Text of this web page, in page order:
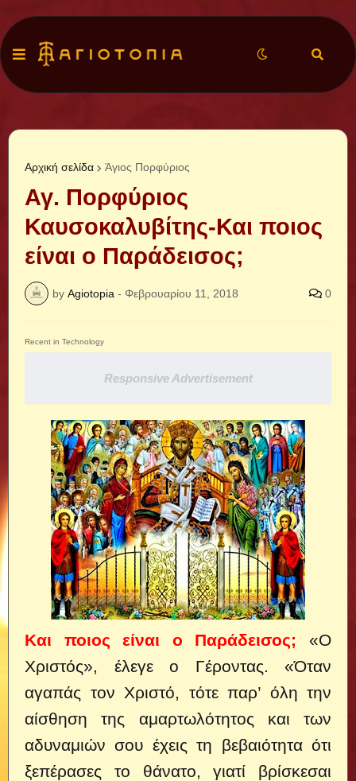
Αρχική σελίδα Άγιος Πορφύριος
Αγ. Πορφύριος
Καυσοκαλυβίτης-Και ποιος
είναι ο Παράδεισος;
by Agiotopia - Φεβρουαρίου 11, 2018 0
Recent in Technology
Responsive Advertisement
Και ποιος είναι ο Παράδεισος;
«Ο
Χριστός», έλεγε ο Γέροντας. «Όταν
αγαπάς τον Χριστό, τότε παρ’ όλη την
αίσθηση της αμαρτωλότητος και των
αδυναμιών σου έχεις τη βεβαιότητα ότι
ξεπέρασες το θάνατο, γιατί βρίσκεσαι